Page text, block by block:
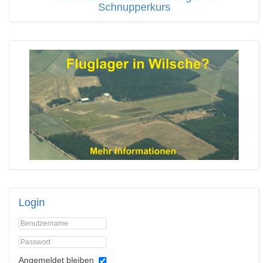
Schnupperkurs
Login
Angemeldet bleiben